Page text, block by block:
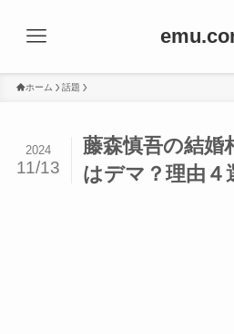
ホーム 話題
藤森慎吾の結婚
はデマ？理由４
2024
11/13